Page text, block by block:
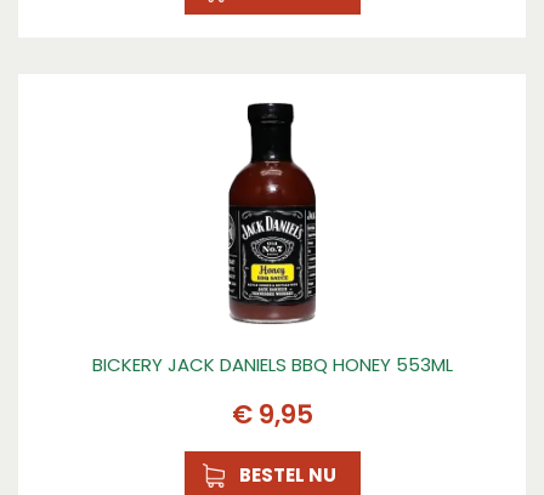
BICKERY JACK DANIELS BBQ HONEY 553ML
€ 9,95
BESTEL NU